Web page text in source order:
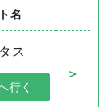
名
ス
＞
行く